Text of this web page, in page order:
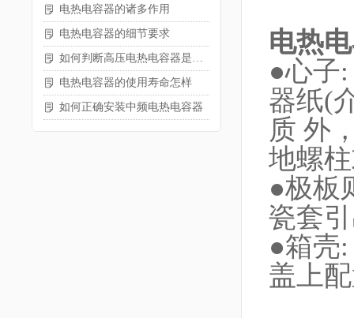
电热电容器的诸多作用
电热电容器的细节要求
如何判断高压电热电容器是否损坏
电热电容器的使用寿命怎样
如何正确安装中频电热电容器
电热
●心子
器纸(
质 外
地螺
●极板
瓷套
●箱壳
盖上